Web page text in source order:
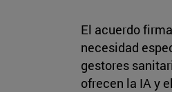
El acuerdo
necesidad
gestores
ofrecen la IA y